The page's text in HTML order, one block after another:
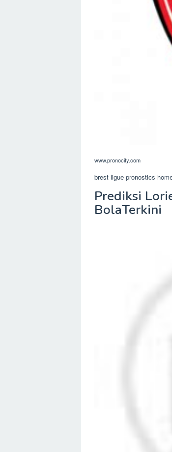
www.pronocity.com
brest ligue pronostics
Prediksi
BolaTerkini